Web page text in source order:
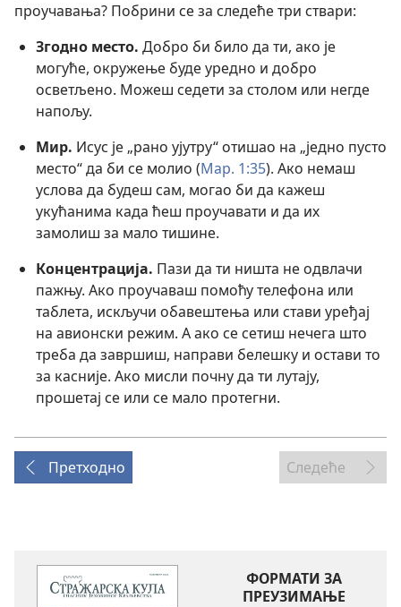
проучавања? Побрини се за следеће три ствари:
Згодно место. Добро би било да ти, ако је
могуће, окружење буде уредно и добро
осветљено. Можеш седети за столом или негде
напољу.
Мир. Исус је „рано ујутру“ отишао на „једно пусто
место“ да би се молио (Мар. 1:35). Ако немаш
услова да будеш сам, могао би да кажеш
укућанима када ћеш проучавати и да их
замолиш за мало тишине.
Концентрација. Пази да ти ништа не одвлачи
пажњу. Ако проучаваш помоћу телефона или
таблета, искључи обавештења или стави уређај
на авионски режим. А ако се сетиш нечега што
треба да завршиш, направи белешку и остави то
за касније. Ако мисли почну да ти лутају,
прошетај се или се мало протегни.
Претходно Следеће
ФОРМАТИ ЗА
ПРЕУЗИМАЊЕ